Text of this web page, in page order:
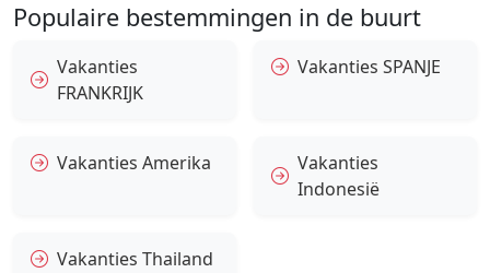
Populaire bestemmingen in de buurt
Vakanties
FRANKRIJK
Vakanties SPANJE
Vakanties Amerika
Vakanties
Indonesië
Vakanties Thailand